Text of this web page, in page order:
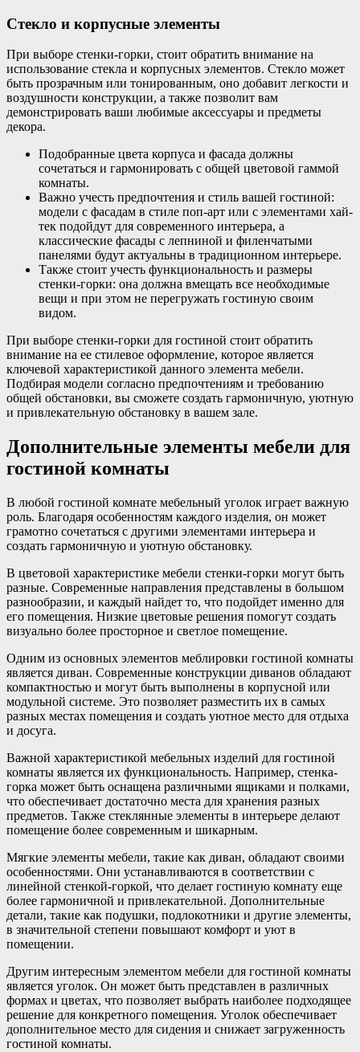
Стекло и корпусные элементы
При выборе стенки-горки, стоит обратить внимание на
использование стекла и корпусных элементов. Стекло может
быть прозрачным или тонированным, оно добавит легкости и
воздушности конструкции, а также позволит вам
демонстрировать ваши любимые аксессуары и предметы
декора.
Подобранные цвета корпуса и фасада должны
сочетаться и гармонировать с общей цветовой гаммой
комнаты.
Важно учесть предпочтения и стиль вашей гостиной:
модели с фасадам в стиле поп-арт или с элементами хай-
тек подойдут для современного интерьера, а
классические фасады с лепниной и филенчатыми
панелями будут актуальны в традиционном интерьере.
Также стоит учесть функциональность и размеры
стенки-горки: она должна вмещать все необходимые
вещи и при этом не перегружать гостиную своим
видом.
При выборе стенки-горки для гостиной стоит обратить
внимание на ее стилевое оформление, которое является
ключевой характеристикой данного элемента мебели.
Подбирая модели согласно предпочтениям и требованию
общей обстановки, вы сможете создать гармоничную, уютную
и привлекательную обстановку в вашем зале.
Дополнительные элементы мебели для
гостиной комнаты
В любой гостиной комнате мебельный уголок играет важную
роль. Благодаря особенностям каждого изделия, он может
грамотно сочетаться с другими элементами интерьера и
создать гармоничную и уютную обстановку.
В цветовой характеристике мебели стенки-горки могут быть
разные. Современные направления представлены в большом
разнообразии, и каждый найдет то, что подойдет именно для
его помещения. Низкие цветовые решения помогут создать
визуально более просторное и светлое помещение.
Одним из основных элементов меблировки гостиной комнаты
является диван. Современные конструкции диванов обладают
компактностью и могут быть выполнены в корпусной или
модульной системе. Это позволяет разместить их в самых
разных местах помещения и создать уютное место для отдыха
и досуга.
Важной характеристикой мебельных изделий для гостиной
комнаты является их функциональность. Например, стенка-
горка может быть оснащена различными ящиками и полками,
что обеспечивает достаточно места для хранения разных
предметов. Также стеклянные элементы в интерьере делают
помещение более современным и шикарным.
Мягкие элементы мебели, такие как диван, обладают своими
особенностями. Они устанавливаются в соответствии с
линейной стенкой-горкой, что делает гостиную комнату еще
более гармоничной и привлекательной. Дополнительные
детали, такие как подушки, подлокотники и другие элементы,
в значительной степени повышают комфорт и уют в
помещении.
Другим интересным элементом мебели для гостиной комнаты
является уголок. Он может быть представлен в различных
формах и цветах, что позволяет выбрать наиболее подходящее
решение для конкретного помещения. Уголок обеспечивает
дополнительное место для сидения и снижает загруженность
гостиной комнаты.